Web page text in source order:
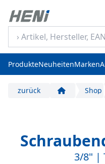
ProdukteNeuheitenMarken
zurück Start Shop
3/8" |